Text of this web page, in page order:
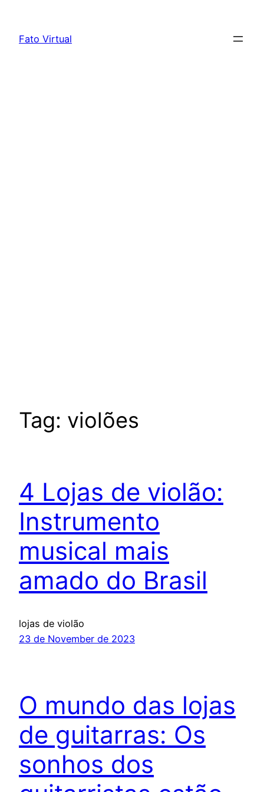
content
Fato Virtual
Tag: violões
4 Lojas de violão:
Instrumento
musical mais
amado do Brasil
lojas de violão
23 de November de 2023
O mundo das lojas
de guitarras: Os
sonhos dos